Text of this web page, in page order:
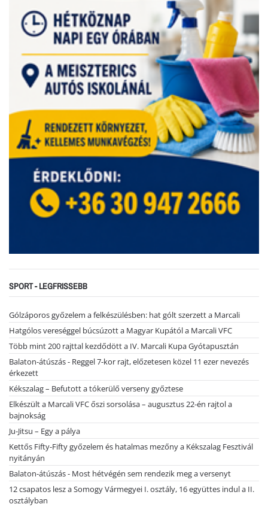
SPORT - LEGFRISSEBB
Gólzáporos győzelem a felkészülésben: hat gólt szerzett a Marcali
Hatgólos vereséggel búcsúzott a Magyar Kupától a Marcali VFC
Több mint 200 rajttal kezdődött a IV. Marcali Kupa Gyótapusztán
Balaton-átúszás - Reggel 7-kor rajt, előzetesen közel 11 ezer nevezés
érkezett
Kékszalag – Befutott a tókerülő verseny győztese
Elkészült a Marcali VFC őszi sorsolása – augusztus 22-én rajtol a
bajnokság
Ju-Jitsu – Egy a pálya
Kettős Fifty-Fifty győzelem és hatalmas mezőny a Kékszalag Fesztivál
nyitányán
Balaton-átúszás - Most hétvégén sem rendezik meg a versenyt
12 csapatos lesz a Somogy Vármegyei I. osztály, 16 együttes indul a II.
osztályban